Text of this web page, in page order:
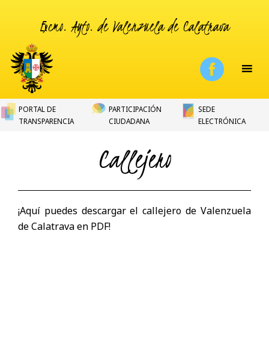
Excmo. Ayto. de Valenzuela de Calatrava
PORTAL DE
TRANSPARENCIA
PARTICIPACIÓN
CIUDADANA
SEDE
ELECTRÓNICA
Callejero
¡Aquí puedes descargar el callejero de Valenzuela
de Calatrava en PDF!